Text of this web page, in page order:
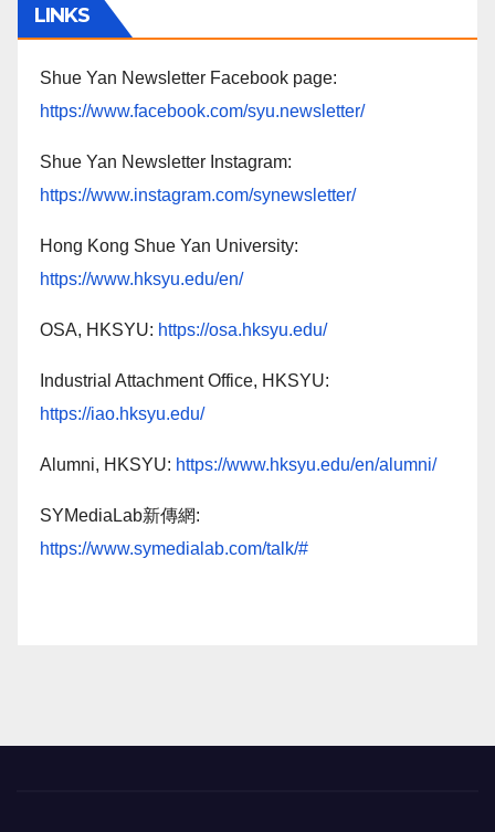
LINKS
Shue Yan Newsletter Facebook page:
https://www.facebook.com/syu.newsletter/
Shue Yan Newsletter Instagram:
https://www.instagram.com/synewsletter/
Hong Kong Shue Yan University:
https://www.hksyu.edu/en/
OSA, HKSYU: https://osa.hksyu.edu/
Industrial Attachment Office, HKSYU:
https://iao.hksyu.edu/
Alumni, HKSYU: https://www.hksyu.edu/en/alumni/
SYMediaLab新傳網:
https://www.symedialab.com/talk/#